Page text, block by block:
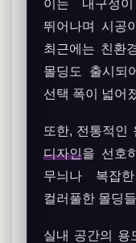
이는 내구성
뛰어나며 시공
최근에는 친환
몰딩도 출시되
선택 폭이 넓어
또한, 전통적인
디자인을 선호
무늬나 복잡
컬러풀한 몰딩
실내 공간의 용